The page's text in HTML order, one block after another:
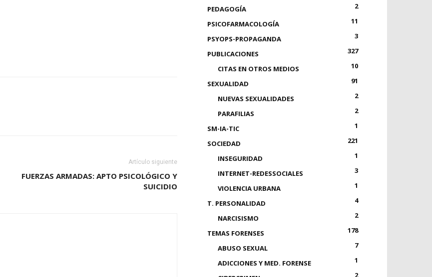
Artículo siguiente
FUERZAS ARMADAS: APTO PSICOLÓGICO Y
SUICIDIO
PEDAGOGÍA
2
PSICOFARMACOLOGÍA
11
PSYOPS-PROPAGANDA
3
PUBLICACIONES
327
CITAS EN OTROS MEDIOS
10
SEXUALIDAD
91
NUEVAS SEXUALIDADES
2
PARAFILIAS
2
SM-IA-TIC
1
SOCIEDAD
221
INSEGURIDAD
1
INTERNET-REDESSOCIALES
3
VIOLENCIA URBANA
1
T. PERSONALIDAD
4
NARCISISMO
2
TEMAS FORENSES
178
ABUSO SEXUAL
7
ADICCIONES Y MED. FORENSE
1
2